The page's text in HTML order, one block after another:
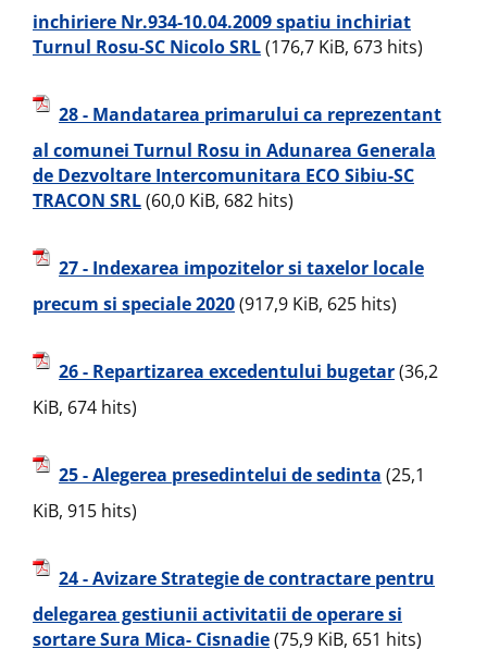
inchiriere Nr.934-10.04.2009 spatiu inchiriat
Turnul Rosu-SC Nicolo SRL(176,7 KiB, 673 hits)
28 - Mandatarea primarului ca reprezentant
al comunei Turnul Rosu in Adunarea Generala
de Dezvoltare Intercomunitara ECO Sibiu-SC
TRACON SRL(60,0 KiB, 682 hits)
27 - Indexarea impozitelor si taxelor locale
precum si speciale 2020(917,9 KiB, 625 hits)
26 - Repartizarea excedentului bugetar(36,2
KiB, 674 hits)
25 - Alegerea presedintelui de sedinta (25,1
KiB, 915 hits)
24 - Avizare Strategie de contractare pentru
delegarea gestiunii activitatii de operare si
sortare Sura Mica- Cisnadie(75,9 KiB, 651 hits)